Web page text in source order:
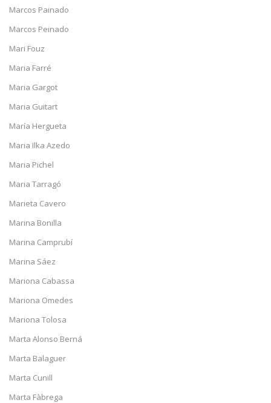
Marcos Painado
Marcos Peinado
Mari Fouz
Maria Farré
Maria Gargot
Maria Guitart
María Hergueta
Maria Ilka Azedo
Maria Pichel
Maria Tarragó
Marieta Cavero
Marina Bonilla
Marina Camprubí
Marina Sáez
Mariona Cabassa
Mariona Omedes
Mariona Tolosa
Marta Alonso Berná
Marta Balaguer
Marta Cunill
Marta Fàbrega